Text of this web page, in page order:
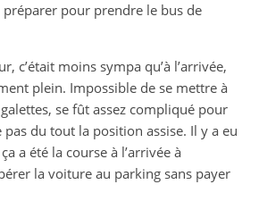
préparer pour prendre le bus de
c’était moins sympa qu’à l’arrivée,
plein. Impossible de se mettre à
galettes, se fût assez compliqué pour
du tout la position assise. Il y a eu
a été la course à l’arrivée à
la voiture au parking sans payer